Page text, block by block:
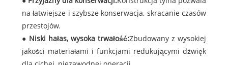
na łatwiejsze i szybsze konserwacja, skracanie czasów
przestojów.
● Niski hałas, wysoka trwałość:Zbudowany z wysokiej
jakości materiałami i funkcjami redukującymi dźwięk